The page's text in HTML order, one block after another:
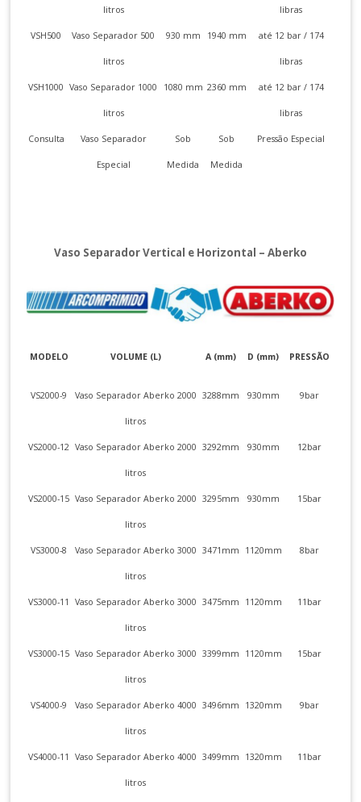
litros libras
VSH500 Vaso Separador 500
litros
930 mm 1940 mm até 12 bar / 174
libras
VSH1000 Vaso Separador 1000
litros
1080 mm 2360 mm até 12 bar / 174
libras
Consulta Vaso Separador
Especial
Sob
Medida
Sob
Medida
Pressão Especial
Vaso Separador Vertical e Horizontal – Aberko
MODELO VOLUME (L) A (mm) D (mm) PRESSÃO
VS2000-9 Vaso Separador Aberko 2000
litros
3288mm 930mm 9bar
VS2000-12 Vaso Separador Aberko 2000
litros
3292mm 930mm 12bar
VS2000-15 Vaso Separador Aberko 2000
litros
3295mm 930mm 15bar
VS3000-8 Vaso Separador Aberko 3000
litros
3471mm 1120mm 8bar
VS3000-11 Vaso Separador Aberko 3000
litros
3475mm 1120mm 11bar
VS3000-15 Vaso Separador Aberko 3000
litros
3399mm 1120mm 15bar
VS4000-9 Vaso Separador Aberko 4000
litros
3496mm 1320mm 9bar
VS4000-11 Vaso Separador Aberko 4000
litros
3499mm 1320mm 11bar